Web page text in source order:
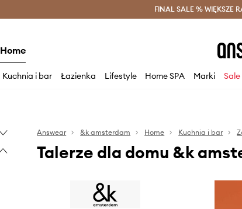
Oszczędzaj z Answear Club >
FINAL SALE % WIĘKSZE
Home
Kuchnia i bar Łazienka Lifestyle Home SPA Marki Sale
Answear &k amsterdam Home Kuchnia i bar
Talerze dla domu &k